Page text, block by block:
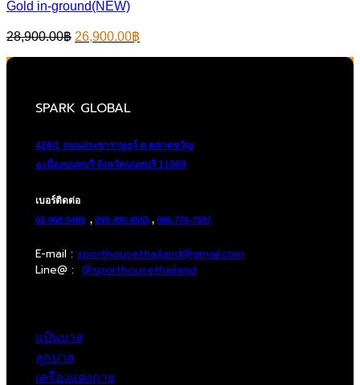
Gold in-ground(NEW)
28,900.00฿ Original
price
was:
26,900.00฿
price
is:
SPARK GLOBAL
426/1 ถนนประชาราษฎร์ ต.ตลาดขวัญ
อ.เมืองนนทบุรี จังหวัดนนทบุรี 11000
เบอร์ติดต่อ
02-968-5409 , 099-490-8555 , 086-776-7507
E-mail : sporthousethailand@gmail.com
Line@ : @sporthousethailand
แป้นบาส
ลูกบาส
เครื่องแต่งกาย